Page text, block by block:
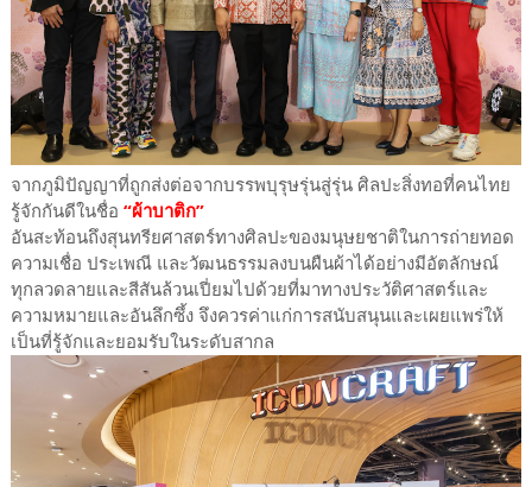
จากภูมิปัญญาที่ถูกส่งต่อจากบรรพบุรุษรุ่นสู่รุ่น ศิลปะสิ่งทอที่คนไทย
รู้จักกันดีในชื่อ “ผ้าบาติก”
อันสะท้อนถึงสุนทรียศาสตร์ทางศิลปะของมนุษยชาติในการถ่ายทอด
ความเชื่อ ประเพณี และวัฒนธรรมลงบนผืนผ้าได้อย่างมีอัตลักษณ์
ทุกลวดลายและสีสันล้วนเปี่ยมไปด้วยที่มาทางประวัติศาสตร์และ
ความหมายและอันลึกซึ้ง จึงควรค่าแก่การสนับสนุนและเผยแพร่ให้
เป็นที่รู้จักและยอมรับในระดับสากล